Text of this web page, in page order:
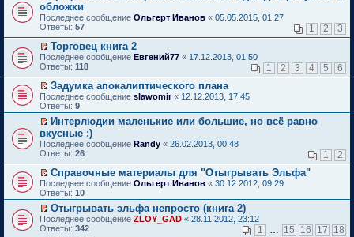
т
а
н
о
м
у
с
о
о
б
щ
е
н
и
ю
п
р
о
ч
и
т
а
н
о
м
у
с
о
о
б
щ
е
н
и
ю
р
в
о
м
у
н
е
р
о
ч
и
а
н
н
о
м
у
с
о
о
б
щ
е
и
к
п
е
р
в
о
м
у
н
е
п
р
о
ч
и
а
н
н
о
м
у
с
П
е
р
е
й
и
к
п
е
р
в
о
м
у
н
е
п
р
о
ч
и
т
а
н
обложки
Последнее сообщение Ольгерт Иванов « 05.05.2015, 01:27
Ответы: 57 1 2 3
П
е
е
й
т
и
п
е
р
в
о
м
у
н
е
п
р
о
Торговец книга 2
Последнее сообщение Евгений77 « 17.12.2013, 01:50
Ответы: 118 1 2 3 4 5 6
П
е
р
е
й
т
и
п
е
р
в
о
м
у
Задумка апокалиптического плана
Последнее сообщение slawomir« 12.12.2013, 17:45
Ответы: 9
П
е
р
е
й
т
и
к
п
е
р
в
Интерлюдии маленькие или большие, но всё равно
вкусные :)
Последнее сообщение Randy « 26.02.2013, 00:48
Ответы: 26 1 2
П
е
р
е
й
т
Справочные материалы для "Отыгрывать Эльфа"
Последнее сообщение Ольгерт Иванов « 30.12.2012, 09:29
Ответы: 10
П
е
Отыгрывать эльфа непросто (книга 2)
Последнее сообщение ZLOY_GAD « 28.11.2012, 23:12
Ответы: 342 1 15 16 17 18